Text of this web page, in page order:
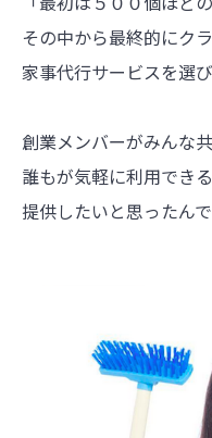
その中から最終的にク
家事代行サービスを選び
創業メンバーがみんな
誰もが気軽に利用でき
提供したいと思ったんで